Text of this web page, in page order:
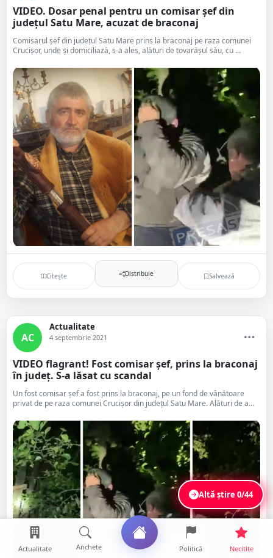
VIDEO. Dosar penal pentru un comisar șef din
județul Satu Mare, acuzat de braconaj
Comisarul șef din județul Satu Mare prins la braconaj pe raza comunei
Crucișor, unde și domiciliază, s-a ales, alături de tovarășul său, cu ...
Citește Distribuie Salvează
AC
Actualitate
4 septembrie 2021
VIDEO flagrant! Fost comisar șef, prins la braconaj
în județ. S-a lăsat cu scandal
Un fost comisar șef a fost prins la braconaj, pe un fond de vânătoare
privat de pe raza comunei Crucișor din județul Satu Mare. Alături de a...
Altă știre0/44
Actualitate Anchete Politică Necitite